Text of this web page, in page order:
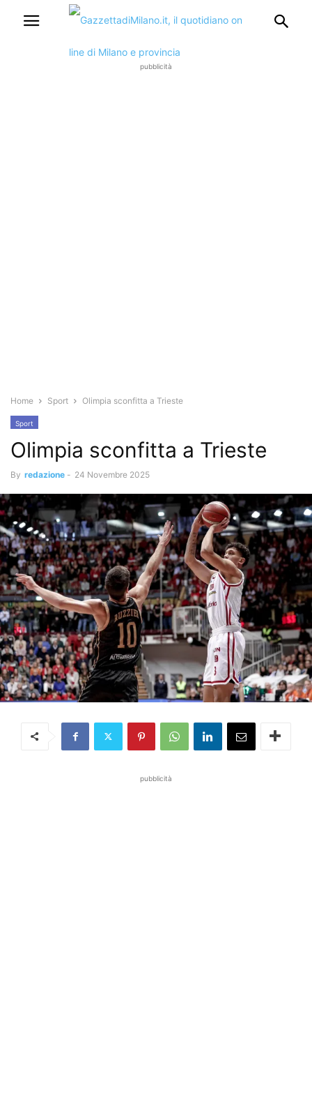
pubblicità
Home Sport Olimpia sconfitta a Trieste
Sport
Olimpia sconfitta a Trieste
By redazione - 24 Novembre 2025
pubblicità